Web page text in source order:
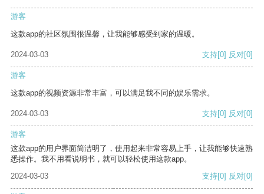
游客
这款app的社区氛围很温馨，让我能够感受到家的温暖。
2024-03-03 支持[0] 反对[0]
游客
这款app的视频资源非常丰富，可以满足我不同的娱乐需求。
2024-03-03 支持[0] 反对[0]
游客
这款app的用户界面简洁明了，使用起来非常容易上手，让我能够快速熟
悉操作。我不用看说明书，就可以轻松使用这款app。
2024-03-03
支持[0] 反对[0]